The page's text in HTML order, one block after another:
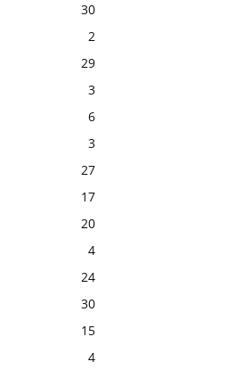
30
2
29
3
6
3
27
17
20
4
24
30
15
4